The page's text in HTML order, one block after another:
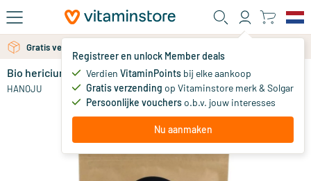
Ga naar de hoofdinhoud
Registreer en unlock Member deals
Verdien VitaminPoints bij elke aankoop
Gratis verzending op Vitaminstore merk & Solgar
Persoonlijke voucherso.b.v. jouw interesses
Nu aanmaken
Gratis verzending vanaf 25 euro
Gratis persoonlijk advies via chat of email
Bio hericium extract
HANOJU 19.